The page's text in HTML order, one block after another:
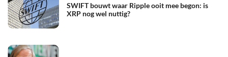
SWIFT bouwt waar Ripple ooit mee begon: is
XRP nog wel nuttig?